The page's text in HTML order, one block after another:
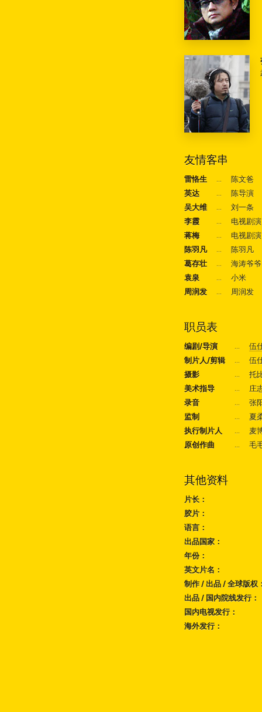
友情客串
雷恪生 ...
陈文爸
英达
...
陈导演
吴大维
...
刘一条
李霞
...
电视剧
蒋梅
...
电视剧
陈羽凡
...
陈羽凡
葛存壮
...
海涛爷爷
袁泉
...
小米
周润发
... 周润发
职员表
编剧/导演 ...
伍
制片人/剪辑
...
伍
摄影
...
托
美术指导
...
庄
录音
...
张
监制
...
夏
执行制片人
...
麦
原创作曲
... 毛
其他资料
片长：
胶片：
语言：
出品国家：
年份：
英文片名：
制作 / 出品 / 全球版权
出品 / 国内院线发行：
国内电视发行：
海外发行：